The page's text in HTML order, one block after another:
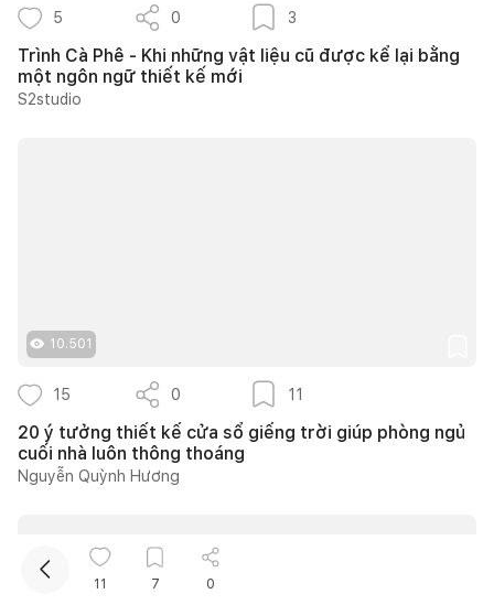
5 0 3
Trình Cà Phê - Khi những vật liệu cũ được kể lại bằng
một ngôn ngữ thiết kế mới
S2studio
10.501
15 0 11
20 ý tưởng thiết kế cửa sổ giếng trời giúp phòng ngủ
cuối nhà luôn thông thoáng
Nguyễn Quỳnh Hương
11 7 0
Mua sắm hoàn thiện nhà